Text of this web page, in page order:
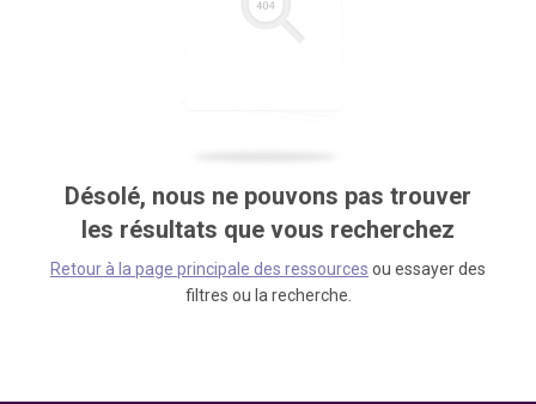
Désolé, nous ne pouvons pas trouver
les résultats que vous recherchez
Retour à la page principale des ressources ou essayer des
filtres ou la recherche.